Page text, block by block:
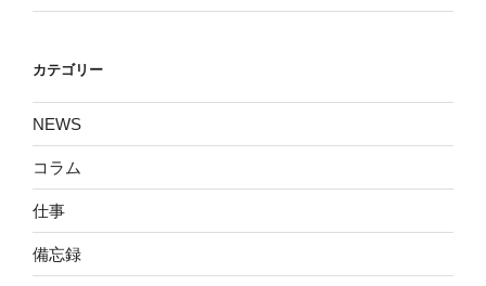
カテゴリー
NEWS
コラム
仕事
備忘録